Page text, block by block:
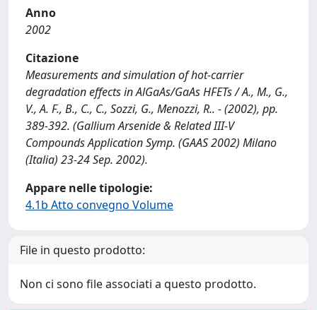
Anno
2002
Citazione
Measurements and simulation of hot-carrier
degradation effects in AlGaAs/GaAs HFETs / A., M., G.,
V., A. F., B., C., C., Sozzi, G., Menozzi, R.. - (2002), pp.
389-392. (Gallium Arsenide & Related III-V
Compounds Application Symp. (GAAS 2002) Milano
(Italia) 23-24 Sep. 2002).
Appare nelle tipologie:
4.1b Atto convegno Volume
File in questo prodotto:
Non ci sono file associati a questo prodotto.